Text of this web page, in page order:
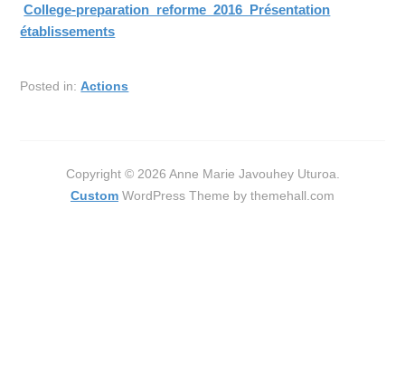
College-preparation_reforme_2016_Présentation
établissements
Posted in:Actions
Copyright © 2026 Anne Marie Javouhey Uturoa.
Custom WordPress Theme by themehall.com